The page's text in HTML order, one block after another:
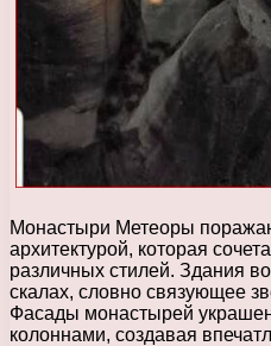
Монастыри Метеоры
архитектурой, которая
различных стилей. Здания
скалах, словно связующее
Фасады монастырей
колоннами, создавая